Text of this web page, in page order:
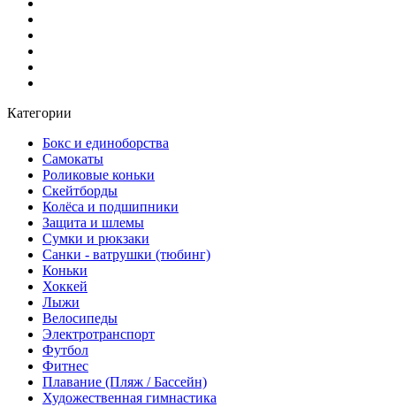
Категории
Бокс и единоборства
Самокаты
Роликовые коньки
Скейтборды
Колёса и подшипники
Защита и шлемы
Сумки и рюкзаки
Санки - ватрушки (тюбинг)
Коньки
Хоккей
Лыжи
Велосипеды
Электротранспорт
Футбол
Фитнес
Плавание (Пляж / Бассейн)
Художественная гимнастика